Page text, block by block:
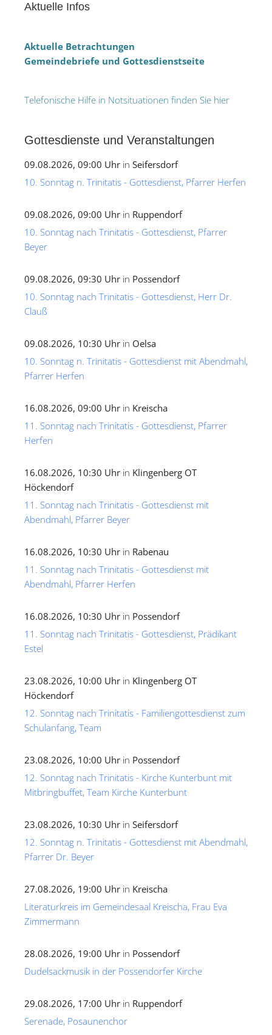
Aktuelle Infos
Aktuelle Betrachtungen
Gemeindebriefe und Gottesdienstseite
Telefonische Hilfe in Notsituationen finden Sie hier
Gottesdienste und Veranstaltungen
09.08.2026, 09:00 Uhr in Seifersdorf
10. Sonntag n. Trinitatis - Gottesdienst, Pfarrer Herfen
09.08.2026, 09:00 Uhr in Ruppendorf
10. Sonntag nach Trinitatis - Gottesdienst, Pfarrer
Beyer
09.08.2026, 09:30 Uhr in Possendorf
10. Sonntag nach Trinitatis - Gottesdienst, Herr Dr.
Clauß
09.08.2026, 10:30 Uhr in Oelsa
10. Sonntag n. Trinitatis - Gottesdienst mit Abendmahl,
Pfarrer Herfen
16.08.2026, 09:00 Uhr in Kreischa
11. Sonntag nach Trinitatis - Gottesdienst, Pfarrer
Herfen
16.08.2026, 10:30 Uhr in Klingenberg OT
Höckendorf
11. Sonntag nach Trinitatis - Gottesdienst mit
Abendmahl, Pfarrer Beyer
16.08.2026, 10:30 Uhr in Rabenau
11. Sonntag nach Trinitatis - Gottesdienst mit
Abendmahl, Pfarrer Herfen
16.08.2026, 10:30 Uhr in Possendorf
11. Sonntag nach Trinitatis - Gottesdienst, Prädikant
Estel
23.08.2026, 10:00 Uhr in Klingenberg OT
Höckendorf
12. Sonntag nach Trinitatis - Familiengottesdienst zum
Schulanfang, Team
23.08.2026, 10:00 Uhr in Possendorf
12. Sonntag nach Trinitatis - Kirche Kunterbunt mit
Mitbringbuffet, Team Kirche Kunterbunt
23.08.2026, 10:30 Uhr in Seifersdorf
12. Sonntag n. Trinitatis - Gottesdienst mit Abendmahl,
Pfarrer Dr. Beyer
27.08.2026, 19:00 Uhr in Kreischa
Literaturkreis im Gemeindesaal Kreischa, Frau Eva
Zimmermann
28.08.2026, 19:00 Uhr in Possendorf
Dudelsackmusik in der Possendorfer Kirche
29.08.2026, 17:00 Uhr in Ruppendorf
Serenade, Posaunenchor